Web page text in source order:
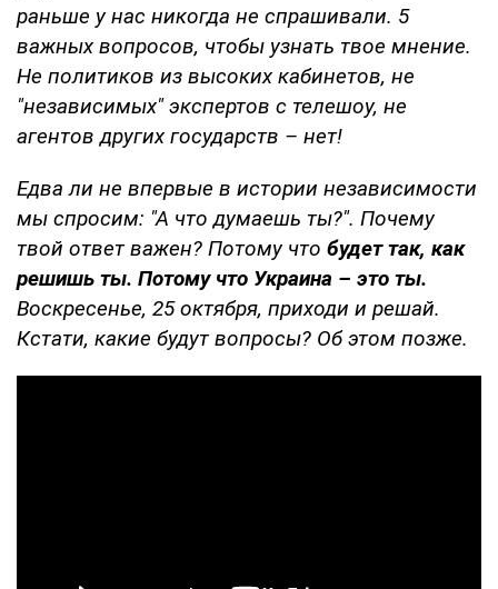
раньше у нас никогда не спрашивали. 5
важных вопросов, чтобы узнать твое мнение.
Не политиков из высоких кабинетов, не
"независимых" экспертов с телешоу, не
агентов других государств – нет!
Едва ли не впервые в истории независимости
мы спросим: "А что думаешь ты?". Почему
твой ответ важен? Потому что будет так, как
решишь ты. Потому что Украина – это ты.
Воскресенье, 25 октября, приходи и решай.
Кстати, какие будут вопросы? Об этом позже.